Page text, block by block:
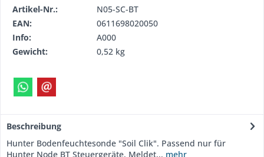
Artikel-Nr.:
N05-SC-BT
EAN:
0611698020050
Info:
A000
Gewicht:
0,52 kg
Beschreibung
Hunter Bodenfeuchtesonde "Soil Clik". Passend nur für
Hunter Node BT Steuergeräte. Meldet... mehr